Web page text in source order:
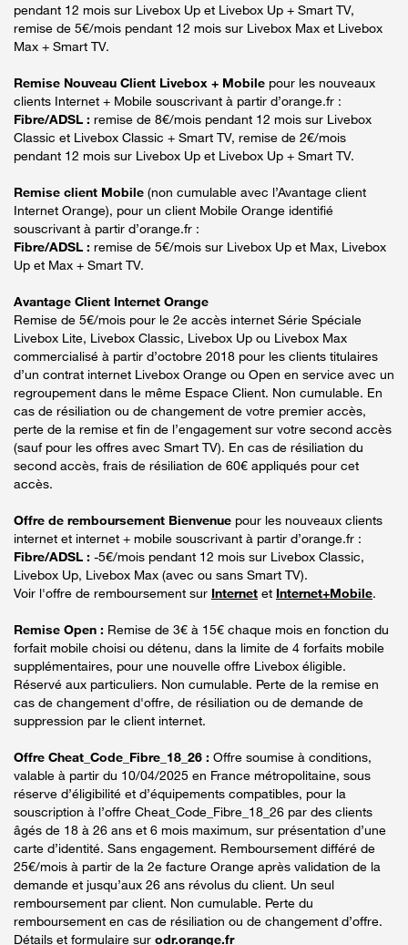
pendant 12 mois sur Livebox Up et Livebox Up + Smart TV,
remise de 5€/mois pendant 12 mois sur Livebox Max et Livebox
Max + Smart TV.
Remise Nouveau Client Livebox + Mobile pour les nouveaux
clients Internet + Mobile souscrivant à partir d’orange.fr :
Fibre/ADSL : remise de 8€/mois pendant 12 mois sur Livebox
Classic et Livebox Classic + Smart TV, remise de 2€/mois
pendant 12 mois sur Livebox Up et Livebox Up + Smart TV.
Remise client Mobile (non cumulable avec l’Avantage client
Internet Orange), pour un client Mobile Orange identifié
souscrivant à partir d’orange.fr :
Fibre/ADSL : remise de 5€/mois sur Livebox Up et Max, Livebox
Up et Max + Smart TV.
Avantage Client Internet Orange
Remise de 5€/mois pour le 2e accès internet Série Spéciale
Livebox Lite, Livebox Classic, Livebox Up ou Livebox Max
commercialisé à partir d’octobre 2018 pour les clients titulaires
d’un contrat internet Livebox Orange ou Open en service avec un
regroupement dans le même Espace Client. Non cumulable. En
cas de résiliation ou de changement de votre premier accès,
perte de la remise et fin de l’engagement sur votre second accès
(sauf pour les offres avec Smart TV). En cas de résiliation du
second accès, frais de résiliation de 60€ appliqués pour cet
accès.
Offre de remboursement Bienvenue pour les nouveaux clients
internet et internet + mobile souscrivant à partir d’orange.fr :
Fibre/ADSL : -5€/mois pendant 12 mois sur Livebox Classic,
Livebox Up, Livebox Max (avec ou sans Smart TV).
Voir l'offre de remboursement sur Internet et Internet+Mobile.
Remise Open : Remise de 3€ à 15€ chaque mois en fonction du
forfait mobile choisi ou détenu, dans la limite de 4 forfaits mobile
supplémentaires, pour une nouvelle offre Livebox éligible.
Réservé aux particuliers. Non cumulable. Perte de la remise en
cas de changement d'offre, de résiliation ou de demande de
suppression par le client internet.
Offre Cheat_Code_Fibre_18_26 : Offre soumise à conditions,
valable à partir du 10/04/2025 en France métropolitaine, sous
réserve d’éligibilité et d’équipements compatibles, pour la
souscription à l’offre Cheat_Code_Fibre_18_26 par des clients
âgés de 18 à 26 ans et 6 mois maximum, sur présentation d’une
carte d’identité. Sans engagement. Remboursement différé de
25€/mois à partir de la 2e facture Orange après validation de la
demande et jusqu’aux 26 ans révolus du client. Un seul
remboursement par client. Non cumulable. Perte du
remboursement en cas de résiliation ou de changement d’offre.
Détails et formulaire sur odr.orange.fr